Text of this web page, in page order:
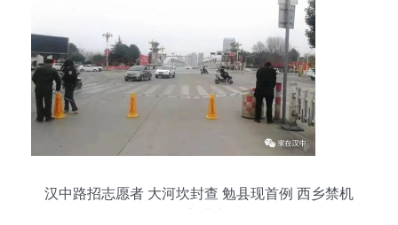
汉中路招志愿者 大河坎封查 勉县现首例 西乡禁机